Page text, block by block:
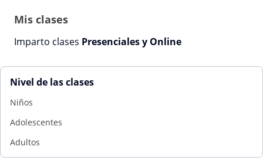
Mis clases
Imparto clases Presenciales y Online
Nivel de las clases
Niños
Adolescentes
Adultos